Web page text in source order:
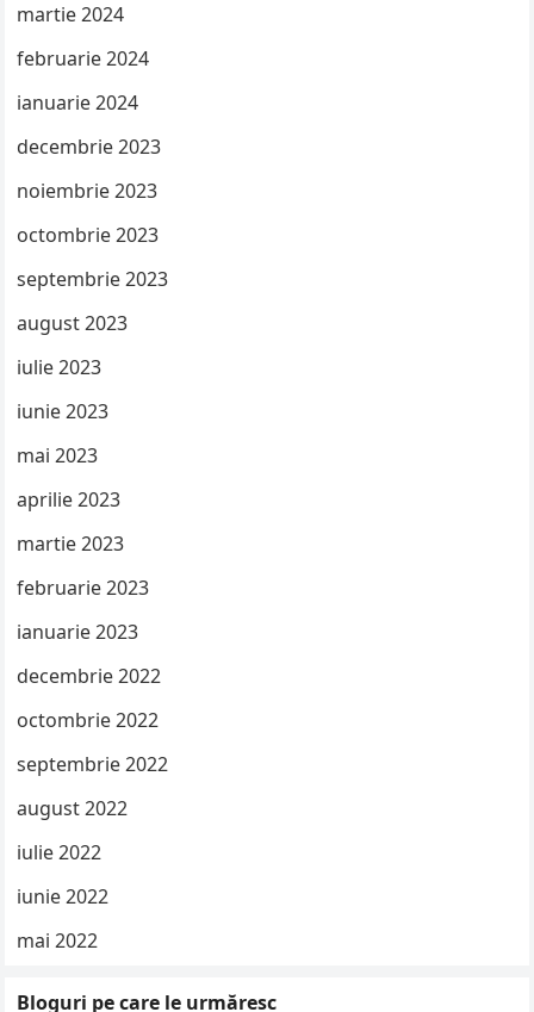
martie 2024
februarie 2024
ianuarie 2024
decembrie 2023
noiembrie 2023
octombrie 2023
septembrie 2023
august 2023
iulie 2023
iunie 2023
mai 2023
aprilie 2023
martie 2023
februarie 2023
ianuarie 2023
decembrie 2022
octombrie 2022
septembrie 2022
august 2022
iulie 2022
iunie 2022
mai 2022
Bloguri pe care le urmăresc